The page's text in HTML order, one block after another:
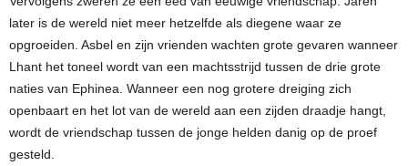
later is de wereld niet meer hetzelfde als diegene waar ze
opgroeiden. Asbel en zijn vrienden wachten grote gevaren wanneer
Lhant het toneel wordt van een machtsstrijd tussen de drie grote
naties van Ephinea. Wanneer een nog grotere dreiging zich
openbaart en het lot van de wereld aan een zijden draadje hangt,
wordt de vriendschap tussen de jonge helden danig op de proef
gesteld.